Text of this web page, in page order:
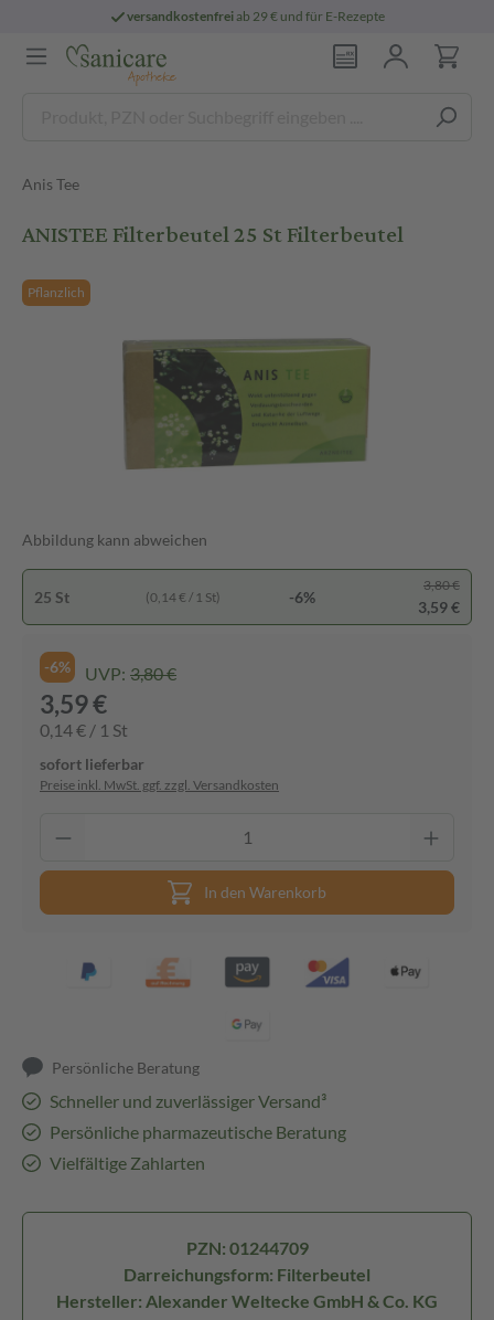
versandkostenfreiab 29 € und für E-Rezepte
Anis Tee
ANISTEE Filterbeutel 25 St Filterbeutel
Pflanzlich
Abbildung kann abweichen
25 St (0,14 € / 1 St) -6%
3,80 €
3,59 €
-6% UVP: 3,80 €
3,59 €
0,14 € / 1 St
sofort lieferbar
Preise inkl. MwSt. ggf. zzgl. Versandkosten
In den Warenkorb
Persönliche Beratung
Schneller und zuverlässiger Versand³
Persönliche pharmazeutische Beratung
Vielfältige Zahlarten
PZN: 01244709
Darreichungsform: Filterbeutel
Hersteller: Alexander Weltecke GmbH & Co. KG